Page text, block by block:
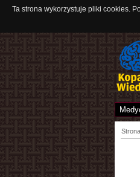
Ta strona wykorzystuje pliki cookies.